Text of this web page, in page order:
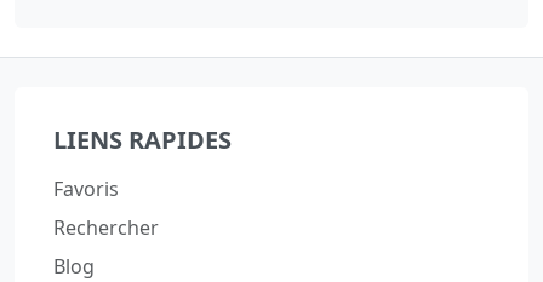
LIENS RAPIDES
Favoris
Rechercher
Blog